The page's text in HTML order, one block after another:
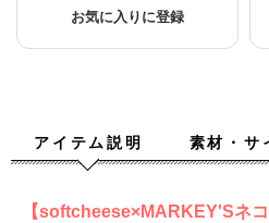
お気に入りに登録
アイテム説明 素材・サ
【softcheese×MARKEY'Sネコ